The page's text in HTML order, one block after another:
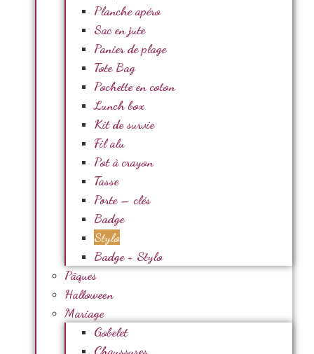
Planche apéro
Sac en jute
Panier de plage
Tote Bag
Pochette en coton
Lunch box
Kit de survie
Fil alu
Pot à crayon
Tasse
Porte – clés
Badge
Stylo
Badge + Stylo
Pâques
Halloween
Mariage
Gobelet
Chaussures